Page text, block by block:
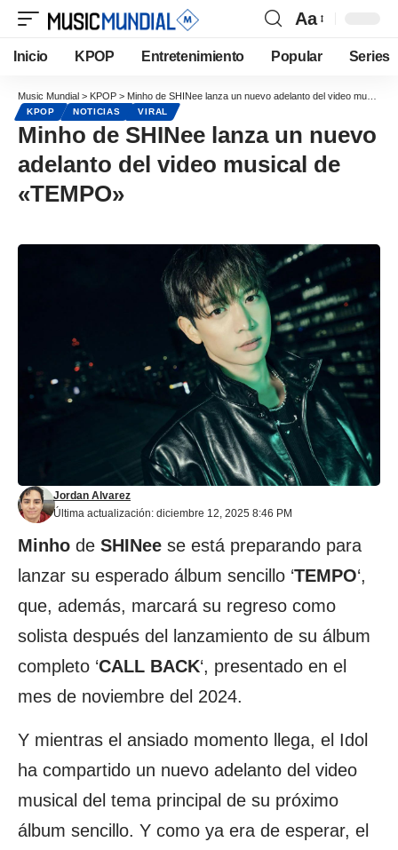
Aa
Inicio KPOP Entretenimiento Popular Series
Music Mundial > KPOP > Minho de SHINee lanza un nuevo adelanto del video musical de «TEMPO»
KPOP NOTICIAS VIRAL
Minho de SHINee lanza un nuevo
adelanto del video musical de
«TEMPO»
Última actualización: diciembre 12, 2025 8:46 PM
Jordan Alvarez
Minho de SHINee se está preparando para
lanzar su esperado álbum sencillo ‘TEMPO‘,
que, además, marcará su regreso como
solista después del lanzamiento de su álbum
completo ‘CALL BACK‘, presentado en el
mes de noviembre del 2024.
Y mientras el ansiado momento llega, el Idol
ha compartido un nuevo adelanto del video
musical del tema principal de su próximo
álbum sencillo. Y como ya era de esperar, el